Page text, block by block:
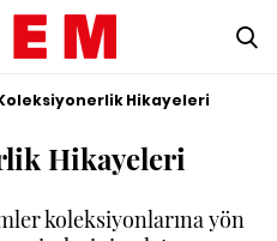
Hikayeleri
Hikayeleri
koleksiyonlarına yön